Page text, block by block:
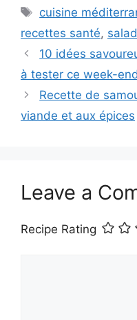
Tags
cuisine
recettes santé,
10 idées
à tester ce week-end
Recette de
viande et aux épices
Leave a
Recipe Rating